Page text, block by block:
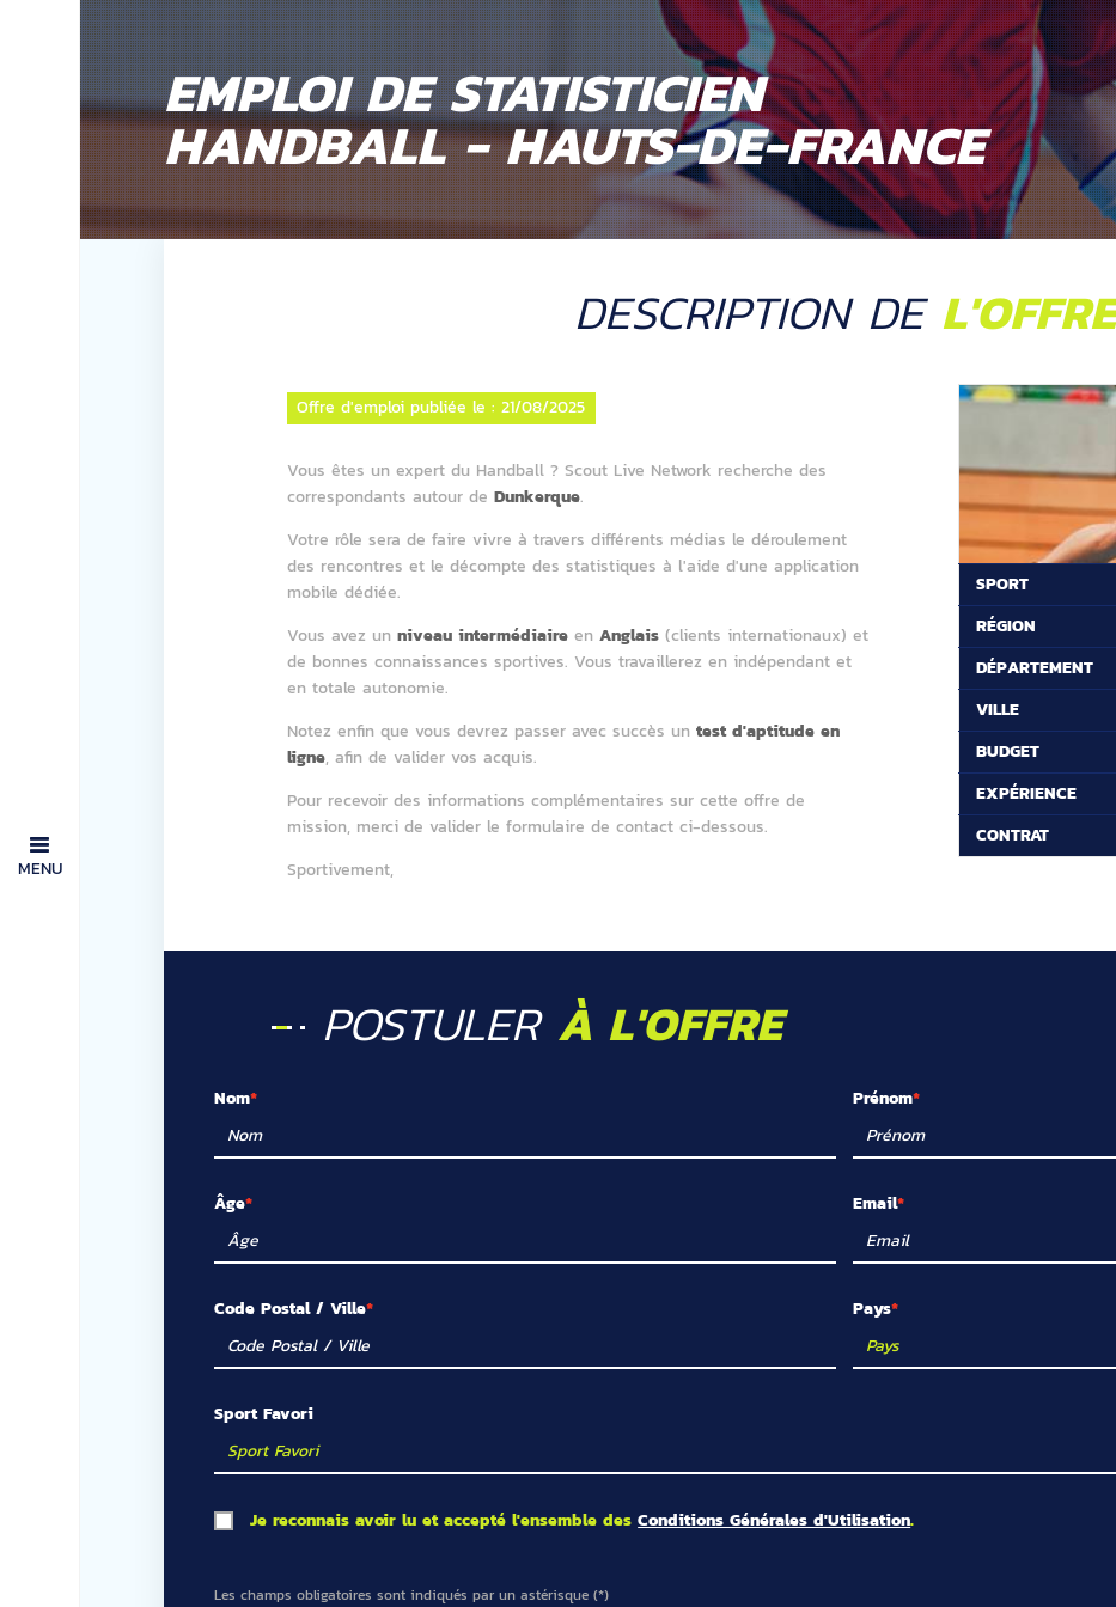
MENU
EMPLOI DE STATISTICIEN
HANDBALL - HAUTS-DE-FRANCE
DESCRIPTION DE L'OFFRE
Offre d'emploi publiée le :21/08/2025
Vous êtes un expert du Handball ? Scout Live Network recherche des
correspondants autour deDunkerque.
Votre rôle sera de faire vivre à travers différents médias le déroulement
des rencontres et le décompte des statistiques à l'aide d'une application
mobile dédiée.
Vous avez unniveau intermédiaireen Anglais (clients internationaux) et
de bonnes connaissances sportives. Vous travaillerez en indépendant et
en totale autonomie.
Notez enfin que vous devrez passer avec succès untest d'aptitude en
ligne, afin de valider vos acquis.
Pour recevoir des informations complémentaires sur cette offre de
mission, merci de valider le formulaire de contact ci-dessous.
Sportivement,
SPORT
RÉGION
DÉPARTEMENT
VILLE
BUDGET
EXPÉRIENCE
CONTRAT
POSTULER À L'OFFRE
Nom Prénom
Âge Email
Code Postal / Ville Pays
Sport Favori
Je reconnais avoir lu et accepté l'ensemble desConditions Générales d'Utilisation.
Les champs obligatoires sont indiqués par un astérisque (*)